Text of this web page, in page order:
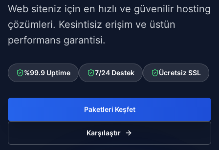
Web siteniz için en hızlı ve güvenilir hosting
çözümleri. Kesintisiz erişim ve üstün
performans garantisi.
%99.9 Uptime 7/24 Destek Ücretsiz SSL
Paketleri Keşfet
Karşılaştır
DDoS Koruması Otomatik Yedekleme
Esnek Kaynaklar